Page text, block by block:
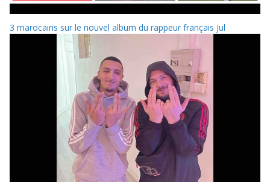
3 marocains sur le nouvel album du rappeur français Jul